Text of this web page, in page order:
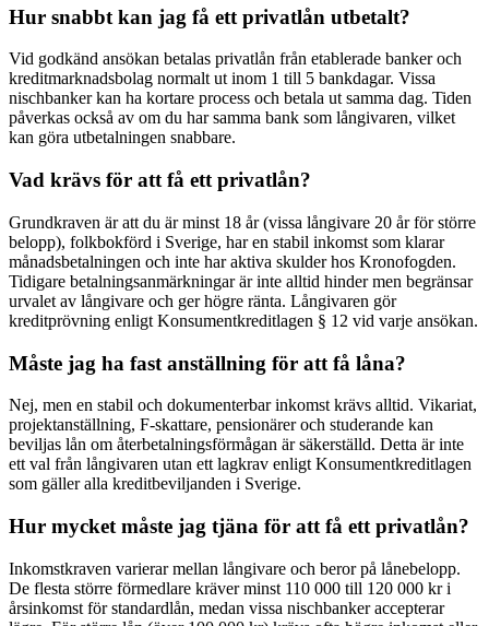
Hur snabbt kan jag få ett privatlån utbetalt?
Vid godkänd ansökan betalas privatlån från etablerade banker och
kreditmarknadsbolag normalt ut inom 1 till 5 bankdagar. Vissa
nischbanker kan ha kortare process och betala ut samma dag. Tiden
påverkas också av om du har samma bank som långivaren, vilket
kan göra utbetalningen snabbare.
Vad krävs för att få ett privatlån?
Grundkraven är att du är minst 18 år (vissa långivare 20 år för större
belopp), folkbokförd i Sverige, har en stabil inkomst som klarar
månadsbetalningen och inte har aktiva skulder hos Kronofogden.
Tidigare betalningsanmärkningar är inte alltid hinder men begränsar
urvalet av långivare och ger högre ränta. Långivaren gör
kreditprövning enligt Konsumentkreditlagen § 12 vid varje ansökan.
Måste jag ha fast anställning för att få låna?
Nej, men en stabil och dokumenterbar inkomst krävs alltid. Vikariat,
projektanställning, F-skattare, pensionärer och studerande kan
beviljas lån om återbetalningsförmågan är säkerställd. Detta är inte
ett val från långivaren utan ett lagkrav enligt Konsumentkreditlagen
som gäller alla kreditbeviljanden i Sverige.
Hur mycket måste jag tjäna för att få ett privatlån?
Inkomstkraven varierar mellan långivare och beror på lånebelopp.
De flesta större förmedlare kräver minst 110 000 till 120 000 kr i
årsinkomst för standardlån, medan vissa nischbanker accepterar